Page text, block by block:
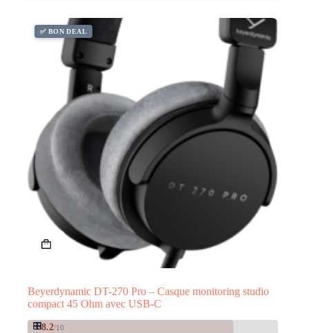
✅ BON DEAL
Beyerdynamic DT-270 Pro – Casque monitoring studio
compact 45 Ohm avec USB-C
🎛️8.2/10